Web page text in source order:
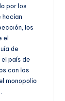
por los
hacían
los
el
de
país de
con los
monopolio